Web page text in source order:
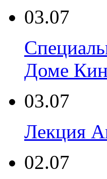
03.07
Доме
03.07
Лекция
02.07